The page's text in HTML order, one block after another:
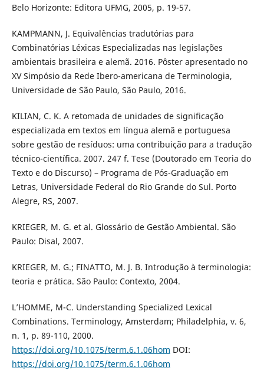
Belo Horizonte: Editora UFMG, 2005, p. 19-57.
KAMPMANN, J. Equivalências tradutórias para
Combinatórias Léxicas Especializadas nas legislações
ambientais brasileira e alemã. 2016. Pôster apresentado no
XV Simpósio da Rede Ibero-americana de Terminologia,
Universidade de São Paulo, São Paulo, 2016.
KILIAN, C. K. A retomada de unidades de significação
especializada em textos em língua alemã e portuguesa
sobre gestão de resíduos: uma contribuição para a tradução
técnico-científica. 2007. 247 f. Tese (Doutorado em Teoria do
Texto e do Discurso) – Programa de Pós-Graduação em
Letras, Universidade Federal do Rio Grande do Sul. Porto
Alegre, RS, 2007.
KRIEGER, M. G. et al. Glossário de Gestão Ambiental. São
Paulo: Disal, 2007.
KRIEGER, M. G.; FINATTO, M. J. B. Introdução à terminologia:
teoria e prática. São Paulo: Contexto, 2004.
L’HOMME, M-C. Understanding Specialized Lexical
Combinations. Terminology, Amsterdam; Philadelphia, v. 6,
n. 1, p. 89-110, 2000.
https://doi.org/10.1075/term.6.1.06hom DOI:
https://doi.org/10.1075/term.6.1.06hom